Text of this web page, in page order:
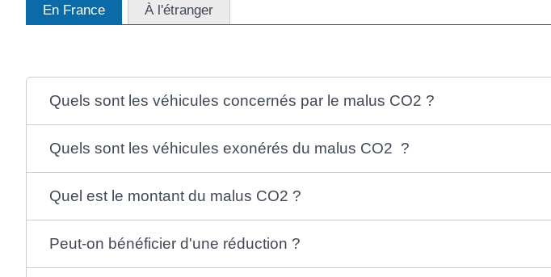
En France À l'étranger
Quels sont les véhicules concernés par le malus CO2 ?
Quels sont les véhicules exonérés du malus CO2 ?
Quel est le montant du malus CO2 ?
Peut-on bénéficier d'une réduction ?